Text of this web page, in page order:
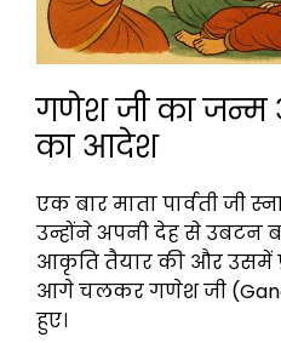
गणेश जी का जन्म
का आदेश
एक बार माता पार्वती जी
उन्होंने अपनी देह से
आकृति तैयार की और उसमें
आगे चलकर गणेश जी
हुए।